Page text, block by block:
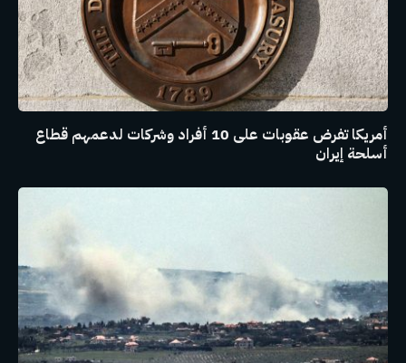
أمريكا تفرض عقوبات على 10 أفراد وشركات لدعمهم قطاع
أسلحة إيران